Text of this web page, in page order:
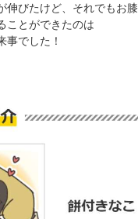
伸びたけど、それでもお
ことができたのは
事でした！
フォロー
ねこ部をフ
アプリをダウンロード済み
アプリで開く